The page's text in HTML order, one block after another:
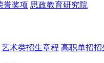
誉奖项 思政教育研究院
艺术类招生章程 高职单招招